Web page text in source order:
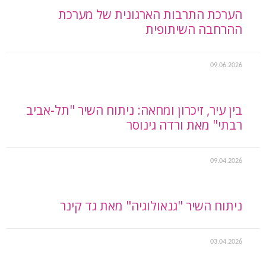
הערכת התרבות הארגונית של מערכת
ההרחבה השיתופית
09.06.2026
בין עיר, זיכרון ומחאה: ניתוח השיר "תל-אביב
רבתי" מאת ורדה גינוסר
09.04.2026
ניתוח השיר "גנאולוגיה" מאת גד קינר
03.04.2026